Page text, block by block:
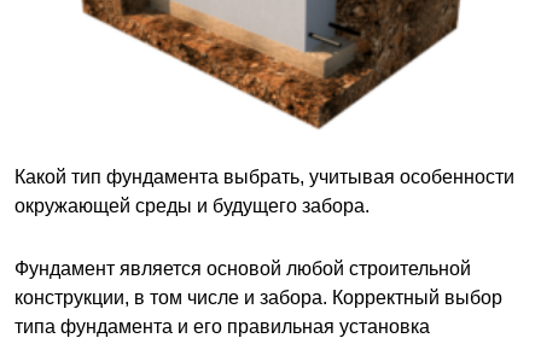
Какой тип фундамента выбрать, учитывая особенности
окружающей среды и будущего забора.
Фундамент является основой любой строительной
конструкции, в том числе и забора. Корректный выбор
типа фундамента и его правильная установка